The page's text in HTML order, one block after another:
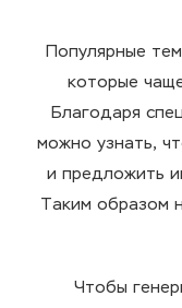
Популярные
которые
Благодаря
можно узнать,
и предложить
Таким образом
Чтобы